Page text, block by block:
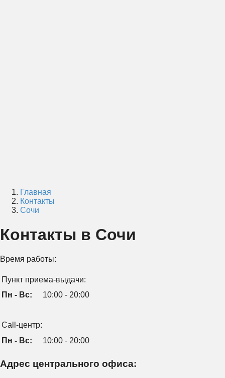
Главная
Контакты
Сочи
Контакты в Сочи
Время работы:
Пункт приема-выдачи:
Пн - Вс:
10:00 - 20:00
Call-центр:
Пн - Вс:
10:00 - 20:00
Адрес центрального офиса: